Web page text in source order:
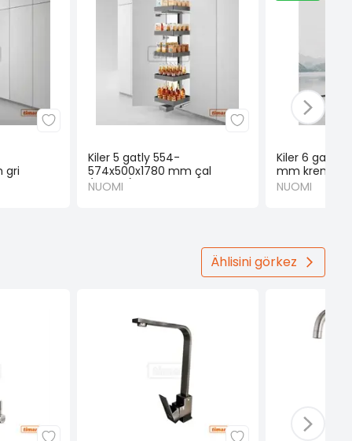
gri
Kiler 5 gatly 554-
574x500x1780 mm çal
(NUOMI)
NUOMI
Kiler 6 gatly
mm krem
NUOMI
Ählisini görkez